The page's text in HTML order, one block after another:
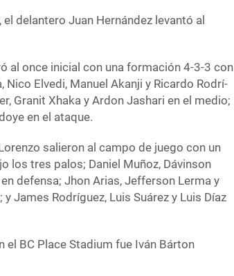
delantero Juan Hernández levantó al
al once inicial con una formación 4-3-3 con
Nico Elvedi, Manuel Akanji y Ricardo Rodrí­
Granit Xhaka y Ardon Jashari en el medio;
en el ataque.
salieron al campo de juego con un
los tres palos; Daniel Muñoz, Dávinson
defensa; Jhon Arias, Jefferson Lerma y
James Rodrí­guez, Luis Suárez y Luis Díaz
BC Place Stadium fue Iván Bárton